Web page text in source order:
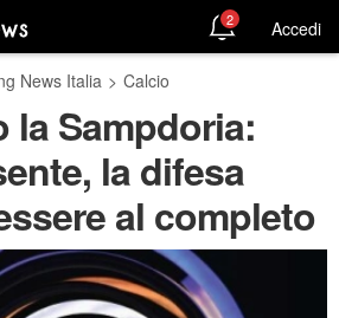
2 Accedi
News Italia > Calcio
la Sampdoria:
la difesa
al completo